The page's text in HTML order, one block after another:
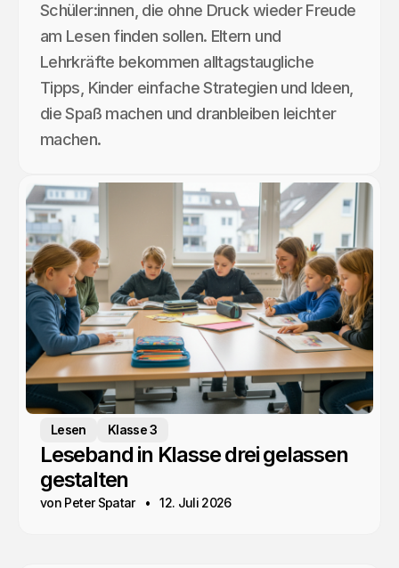
Schüler:innen, die ohne Druck wieder Freude
am Lesen finden sollen. Eltern und
Lehrkräfte bekommen alltagstaugliche
Tipps, Kinder einfache Strategien und Ideen,
die Spaß machen und dranbleiben leichter
machen.
Lesen Klasse 3
Leseband in Klasse drei gelassen
gestalten
von Peter Spatar 12. Juli 2026